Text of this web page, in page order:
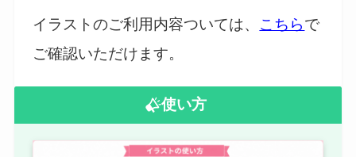
イラストのご利用内容ついては、 こちらで
ご確認いただけます。
使い方